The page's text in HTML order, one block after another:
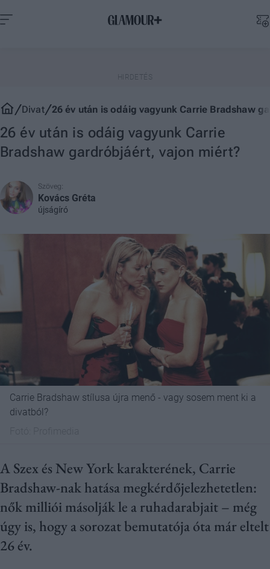
Divat 26 év után is odáig vagyunk Carrie Bradshaw
26 év után is odáig vagyunk Carrie
Bradshaw gardróbjáért, vajon miért?
Szöveg:
Kovács Gréta
újságíró
Carrie Bradshaw stílusa újra menő - vagy sosem ment ki a
divatból?
A Szex és New York karakterének, Carrie
Bradshaw-nak hatása megkérdőjelezhetetlen:
nők milliói másolják le a ruhadarabjait – még
úgy is, hogy a sorozat bemutatója óta már eltelt
26 év.